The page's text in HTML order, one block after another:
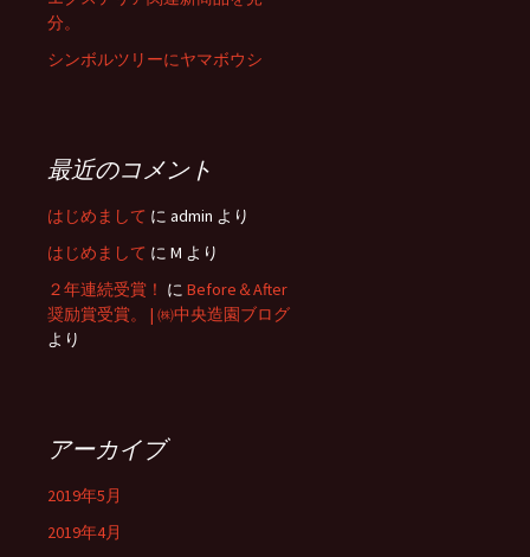
分。
シンボルツリーにヤマボウシ
最近のコメント
はじめまして に admin より
はじめまして に M より
２年連続受賞！ に Before＆After
奨励賞受賞。 | ㈱中央造園ブログ
より
アーカイブ
2019年5月
2019年4月